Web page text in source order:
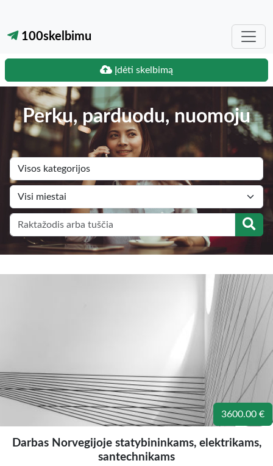
100skelbimu
Įdėti skelbimą
Perku, parduodu, nuomoju
3600.00 €
Darbas Norvegijoje statybininkams, elektrikams,
santechnikams